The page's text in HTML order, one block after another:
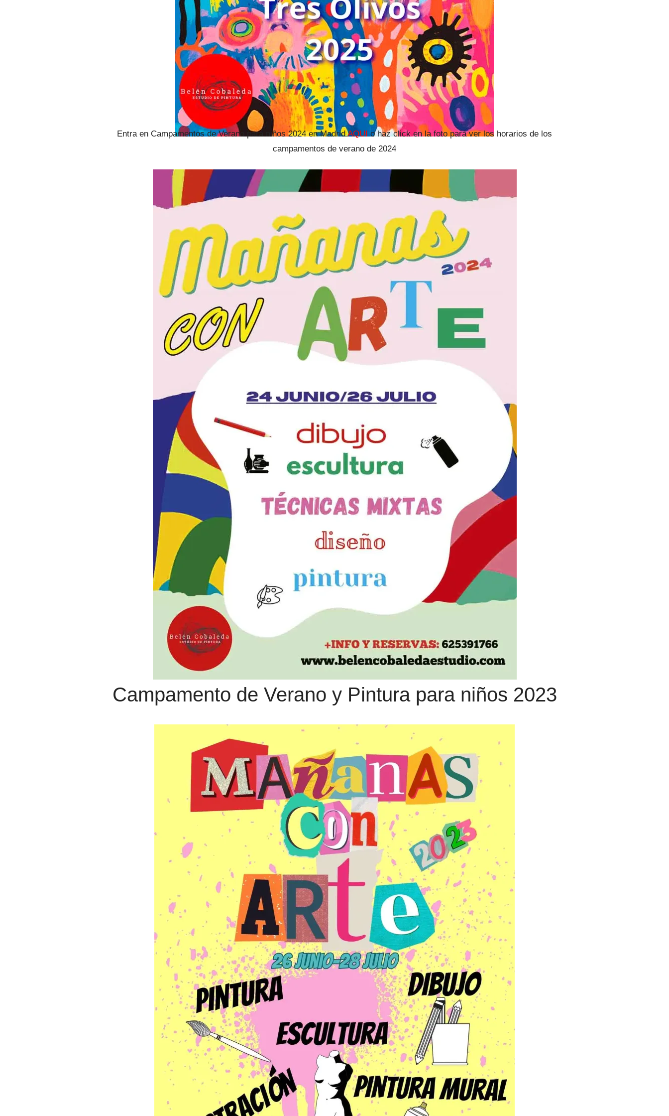
Entra en Campamentos de Verano para niños 2024 en MadridAQUI o haz click en la foto para ver los horarios de los
campamentos de verano de 2024
Campamento de Verano y Pintura para niños 2023